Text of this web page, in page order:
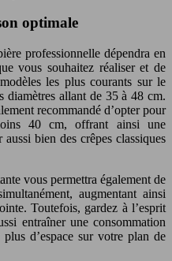
optimale
professionnelle dépendra en
vous souhaitez réaliser et de
les plus courants sur le
diamètres allant de 35 à 48 cm.
recommandé d’opter pour
40 cm, offrant ainsi une
bien des crêpes classiques
vous permettra également de
augmentant ainsi
Toutefois, gardez à l’esprit
entraîner une consommation
d’espace sur votre plan de